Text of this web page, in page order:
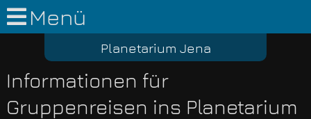
Menü
Planetarium Jena
Informationen für
Gruppenreisen ins Planetarium